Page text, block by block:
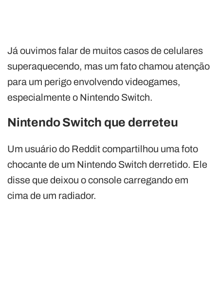
Já ouvimos falar de muitos casos de celulares
superaquecendo, mas um fato chamou atenção
para um perigo envolvendo videogames,
especialmente o Nintendo Switch.
Nintendo Switch que derreteu
Um usuário do Reddit compartilhou uma foto
chocante de um Nintendo Switch derretido. Ele
disse que deixou o console carregando em
cima de um radiador.